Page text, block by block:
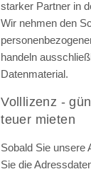
starker Partner in
Wir nehmen den
handeln
Datenmaterial.
Volllizenz -
teuer mieten
Sobald Sie unsere
Sie die